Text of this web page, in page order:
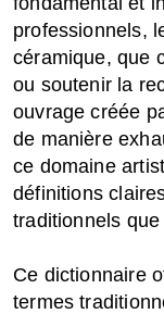
professionnels,
céramique, que
ou soutenir la
ouvrage créée
de manière
ce domaine
définitions
traditionnels
Ce dictionnaire
termes